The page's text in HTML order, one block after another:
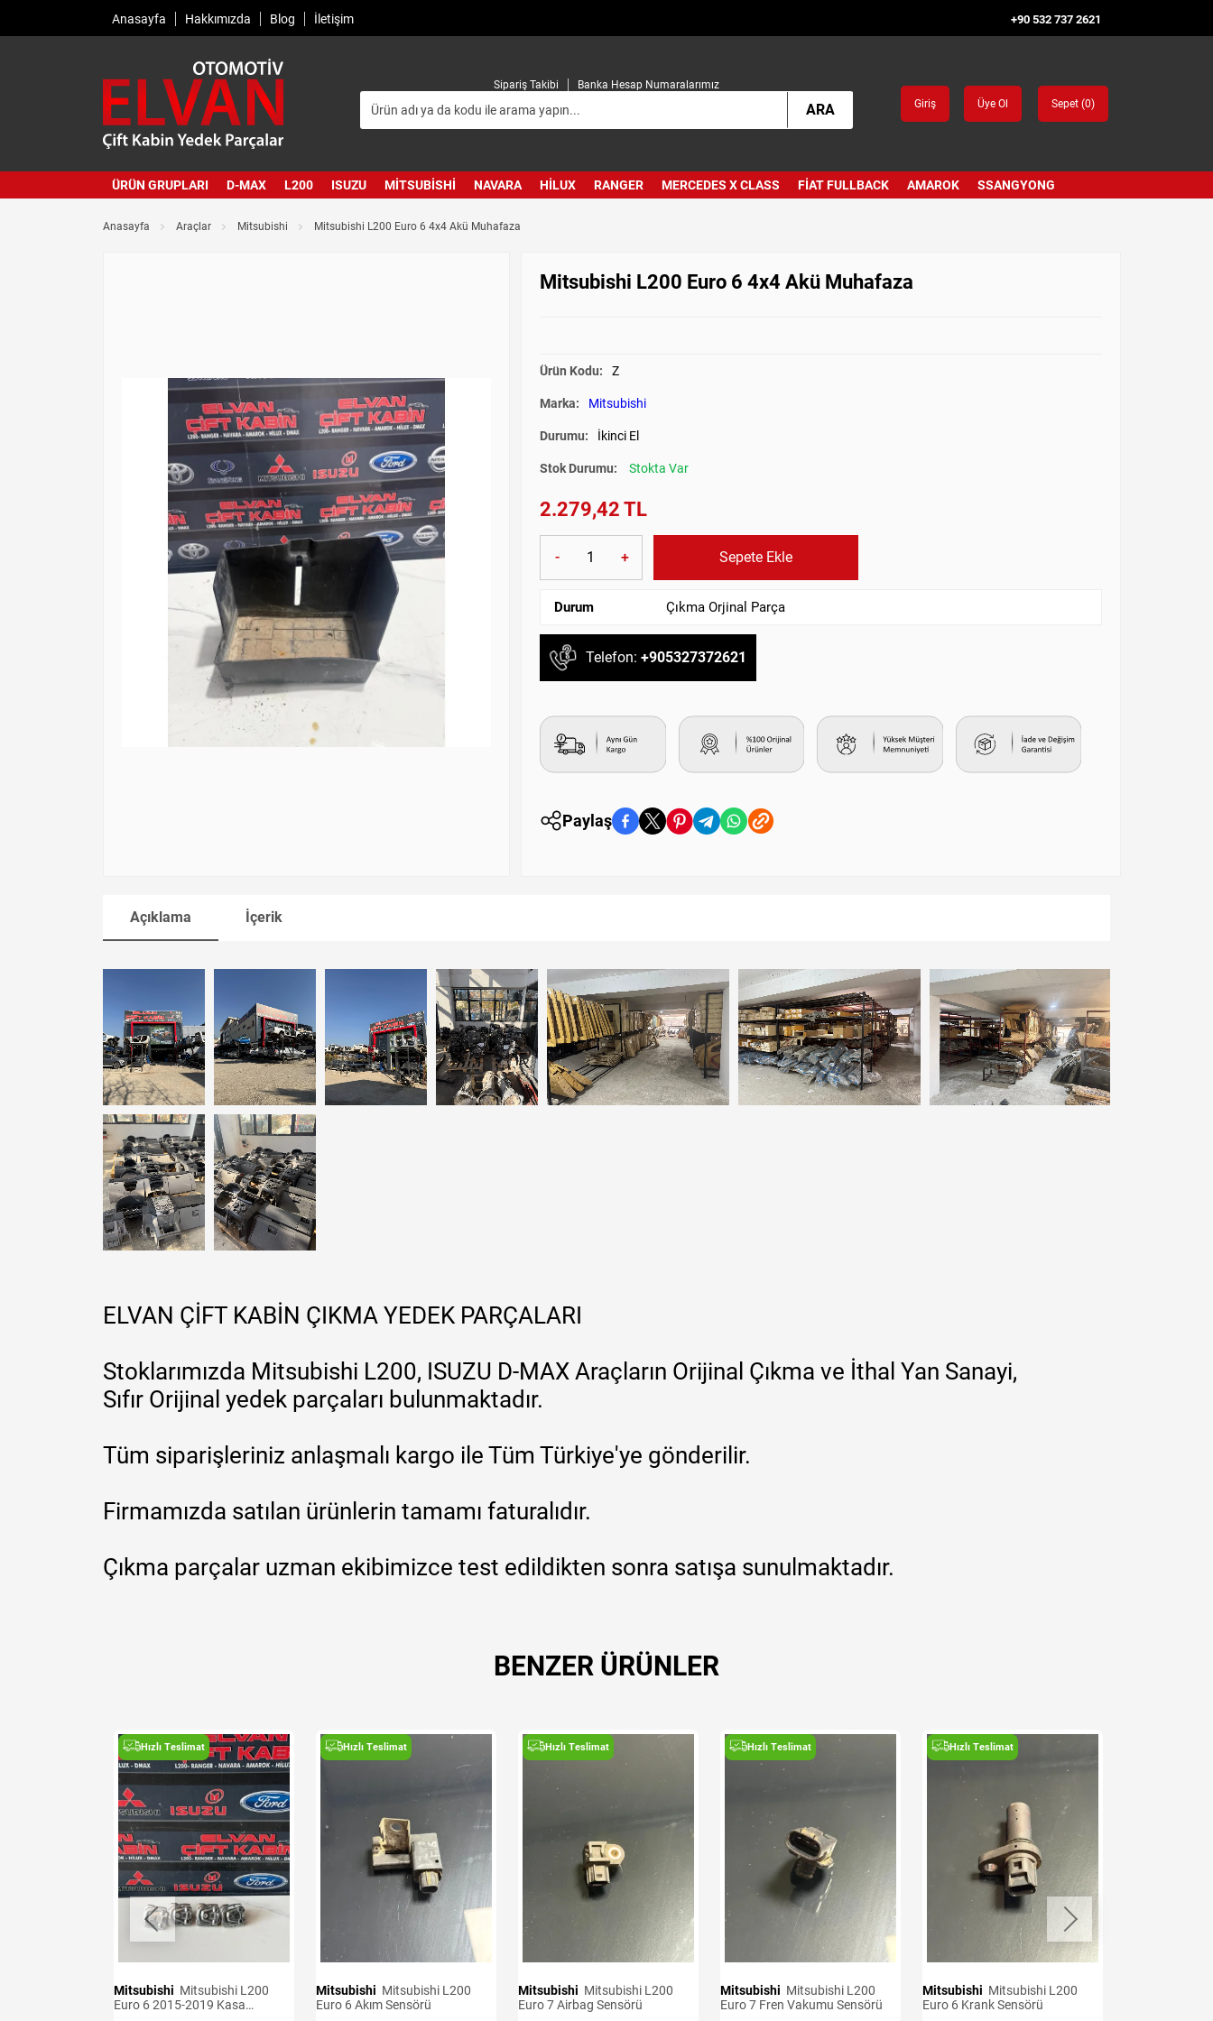
Anasayfa Hakkımızda Blog İletişim +90 532 737 2621
Sipariş Takibi Banka Hesap Numaralarımız
ARA Giriş Üye Ol Sepet (0)
ÜRÜN GRUPLARI D-MAX L200 ISUZU MITSUBISHI NAVARA HILUX RANGER MERCEDES X CLASS FIAT FULLBACK AMAROK SSANGYONG
Anasayfa Araçlar Mitsubishi Mitsubishi L200 Euro 6 4x4 Akü Muhafaza
Mitsubishi L200 Euro 6 4x4 Akü Muhafaza
Ürün Kodu: Z
Marka: Mitsubishi
Durumu: İkinci El
Stok Durumu: Stokta Var
2.279,42 TL
- + Sepete Ekle
Durum Çıkma Orjinal Parça
Telefon: +905327372621
Paylaş
Açıklama İçerik
ELVAN ÇİFT KABİN ÇIKMA YEDEK PARÇALARI
Stoklarımızda Mitsubishi L200, ISUZU D-MAX Araçların Orijinal Çıkma ve İthal Yan Sanayi,
Sıfır Orijinal yedek parçaları bulunmaktadır.
Tüm siparişleriniz anlaşmalı kargo ile Tüm Türkiye'ye gönderilir.
Firmamızda satılan ürünlerin tamamı faturalıdır.
Çıkma parçalar uzman ekibimizce test edildikten sonra satışa sunulmaktadır.
BENZER ÜRÜNLER
Hızlı Teslimat
Mitsubishi
Euro 6 2015-2019 Kasa
Hızlı Teslimat
Mitsubishi
Euro 6 Akım Sensörü
Hızlı Teslimat
Mitsubishi
Euro 7 Airbag Sensörü
Hızlı Teslimat
Mitsubishi
Euro 7 Fren Vakumu Sensörü
Hızlı Teslimat
Mitsubishi
Euro 6 Krank Sensörü